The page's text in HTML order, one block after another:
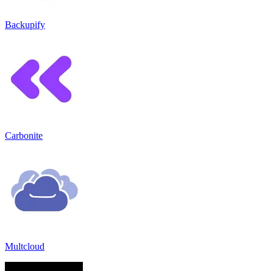
Backupify
Carbonite
Multcloud